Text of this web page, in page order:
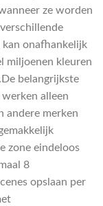
ze worden
kan onafhankelijk
miljoenen kleuren
belangrijkste
alleen
andere merken
zone eindeloos
8
opslaan per